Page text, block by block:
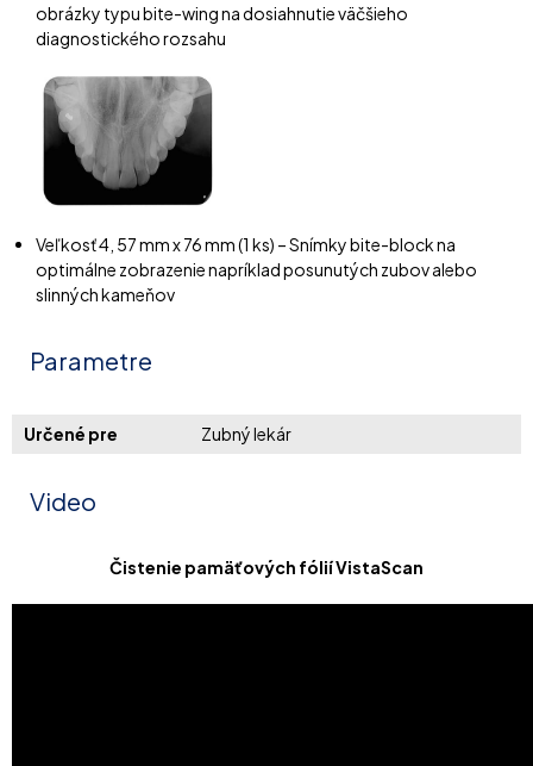
obrázky typu bite-wing na dosiahnutie väčšieho
diagnostického rozsahu
Veľkosť 4, 57 mm x 76 mm (1 ks) – Snímky bite-block na
optimálne zobrazenie napríklad posunutých zubov alebo
slinných kameňov
Parametre
Určené pre Zubný lekár
Video
Čistenie pamäťových fólií VistaScan